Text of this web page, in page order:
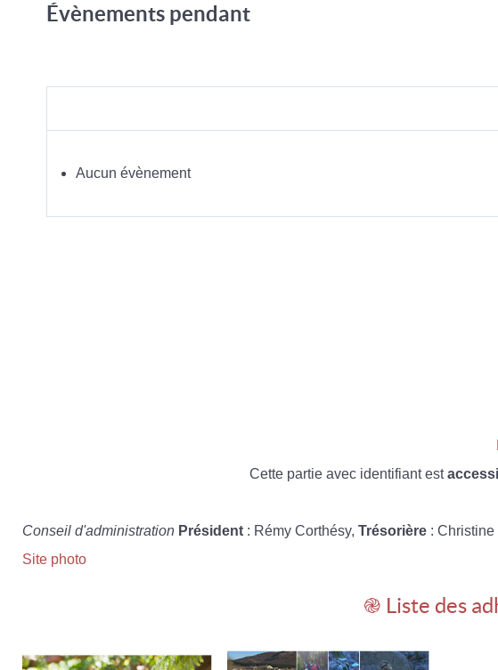
Évènements pendant
Aucun évènement
Cette partie avec identifiant est
Conseil d'administration Président : Rémy Corthésy, Trésorière : Christine
Site photo
֎ Liste des